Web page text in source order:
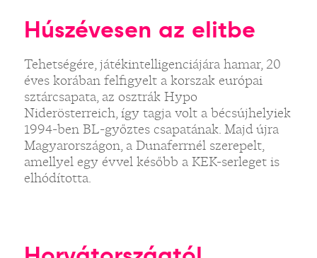
Húszévesen az elitbe
Tehetségére, játékintelligenciájára hamar, 20
éves korában felfigyelt a korszak európai
sztárcsapata, az osztrák Hypo
Niderösterreich, így tagja volt a bécsújhelyiek
1994-ben BL-győztes csapatának. Majd újra
Magyarországon, a Dunaferrnél szerepelt,
amellyel egy évvel később a KEK-serleget is
elhódította.